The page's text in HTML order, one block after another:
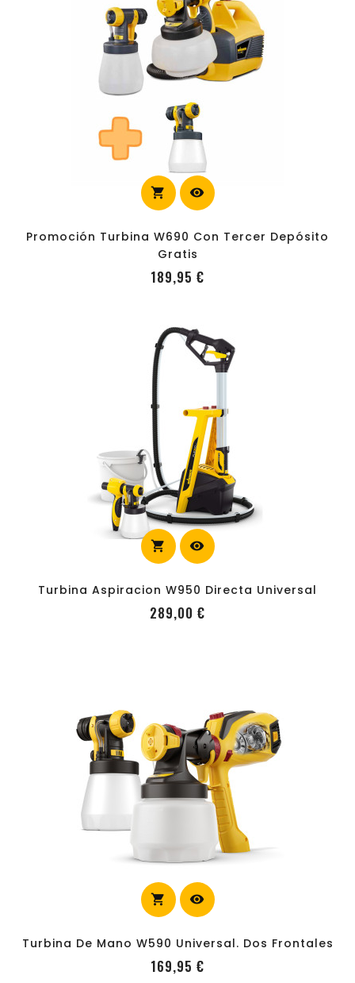
shopping_cart visibility
Promoción Turbina W690 Con Tercer Depósito
Gratis
189,95 €
shopping_cart visibility
Turbina Aspiracion W950 Directa Universal
289,00 €
shopping_cart visibility
Turbina De Mano W590 Universal. Dos Frontales
169,95 €